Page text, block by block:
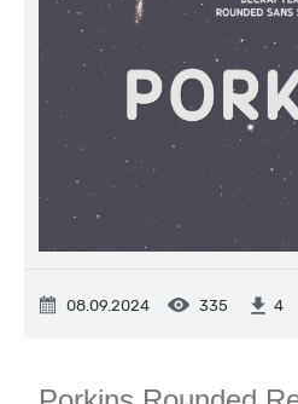
08.09.2024 335 4